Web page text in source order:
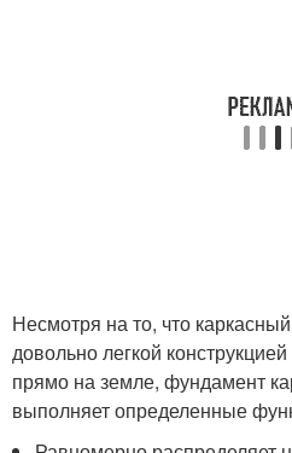
Несмотря на то, что
довольно легкой
прямо на земле, фундамент
выполняет определенные